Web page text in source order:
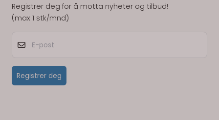
Registrer deg for å motta nyheter og tilbud!
(max 1 stk/mnd)
Registrer deg